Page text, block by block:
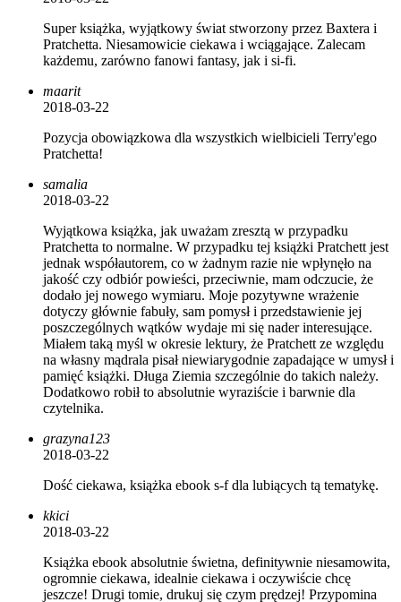
Super książka, wyjątkowy świat stworzony przez Baxtera i
Pratchetta. Niesamowicie ciekawa i wciągające. Zalecam
każdemu, zarówno fanowi fantasy, jak i si-fi.
maarit
2018-03-22
Pozycja obowiązkowa dla wszystkich wielbicieli Terry'ego
Pratchetta!
samalia
2018-03-22
Wyjątkowa książka, jak uważam zresztą w przypadku
Pratchetta to normalne. W przypadku tej książki Pratchett jest
jednak współautorem, co w żadnym razie nie wpłynęło na
jakość czy odbiór powieści, przeciwnie, mam odczucie, że
dodało jej nowego wymiaru. Moje pozytywne wrażenie
dotyczy głównie fabuły, sam pomysł i przedstawienie jej
poszczególnych wątków wydaje mi się nader interesujące.
Miałem taką myśl w okresie lektury, że Pratchett ze względu
na własny mądrala pisał niewiarygodnie zapadające w umysł i
pamięć książki. Długa Ziemia szczególnie do takich należy.
Dodatkowo robił to absolutnie wyraziście i barwnie dla
czytelnika.
grazyna123
2018-03-22
Dość ciekawa, książka ebook s-f dla lubiących tą tematykę.
kkici
2018-03-22
Książka ebook absolutnie świetna, definitywnie niesamowita,
ogromnie ciekawa, idealnie ciekawa i oczywiście chcę
jeszcze! Drugi tomie, drukuj się czym prędzej! Przypomina